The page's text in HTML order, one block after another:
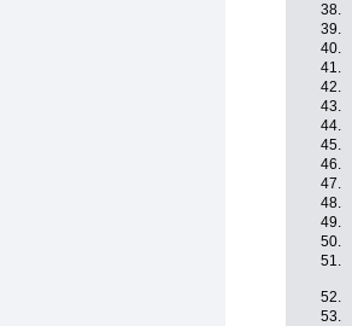
38.
39.
40.
41.
42.
43.
44.
45.
46.
47.
48.
49.
50.
51.
52.
53.